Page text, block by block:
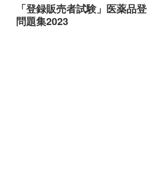
「登録販売者試験」医薬品
問題集2023